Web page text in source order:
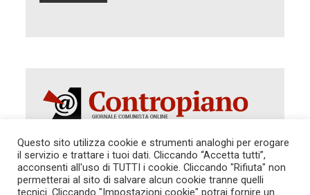
Autorizzazione del Tribunale di Roma 286 del 31
dicembre 2014. Direttore Responsabile: Sergio
Cararo. Indirizzo: V.Casalbruciato 27- sc. B - 00159
Questo sito utilizza cookie e strumenti analoghi per erogare
il servizio e trattare i tuoi dati. Cliccando “Accetta tutti”,
acconsenti all'uso di TUTTI i cookie. Cliccando "Rifiuta" non
permetterai al sito di salvare alcun cookie tranne quelli
tecnici. Cliccando "Impostazioni cookie" potrai fornire un